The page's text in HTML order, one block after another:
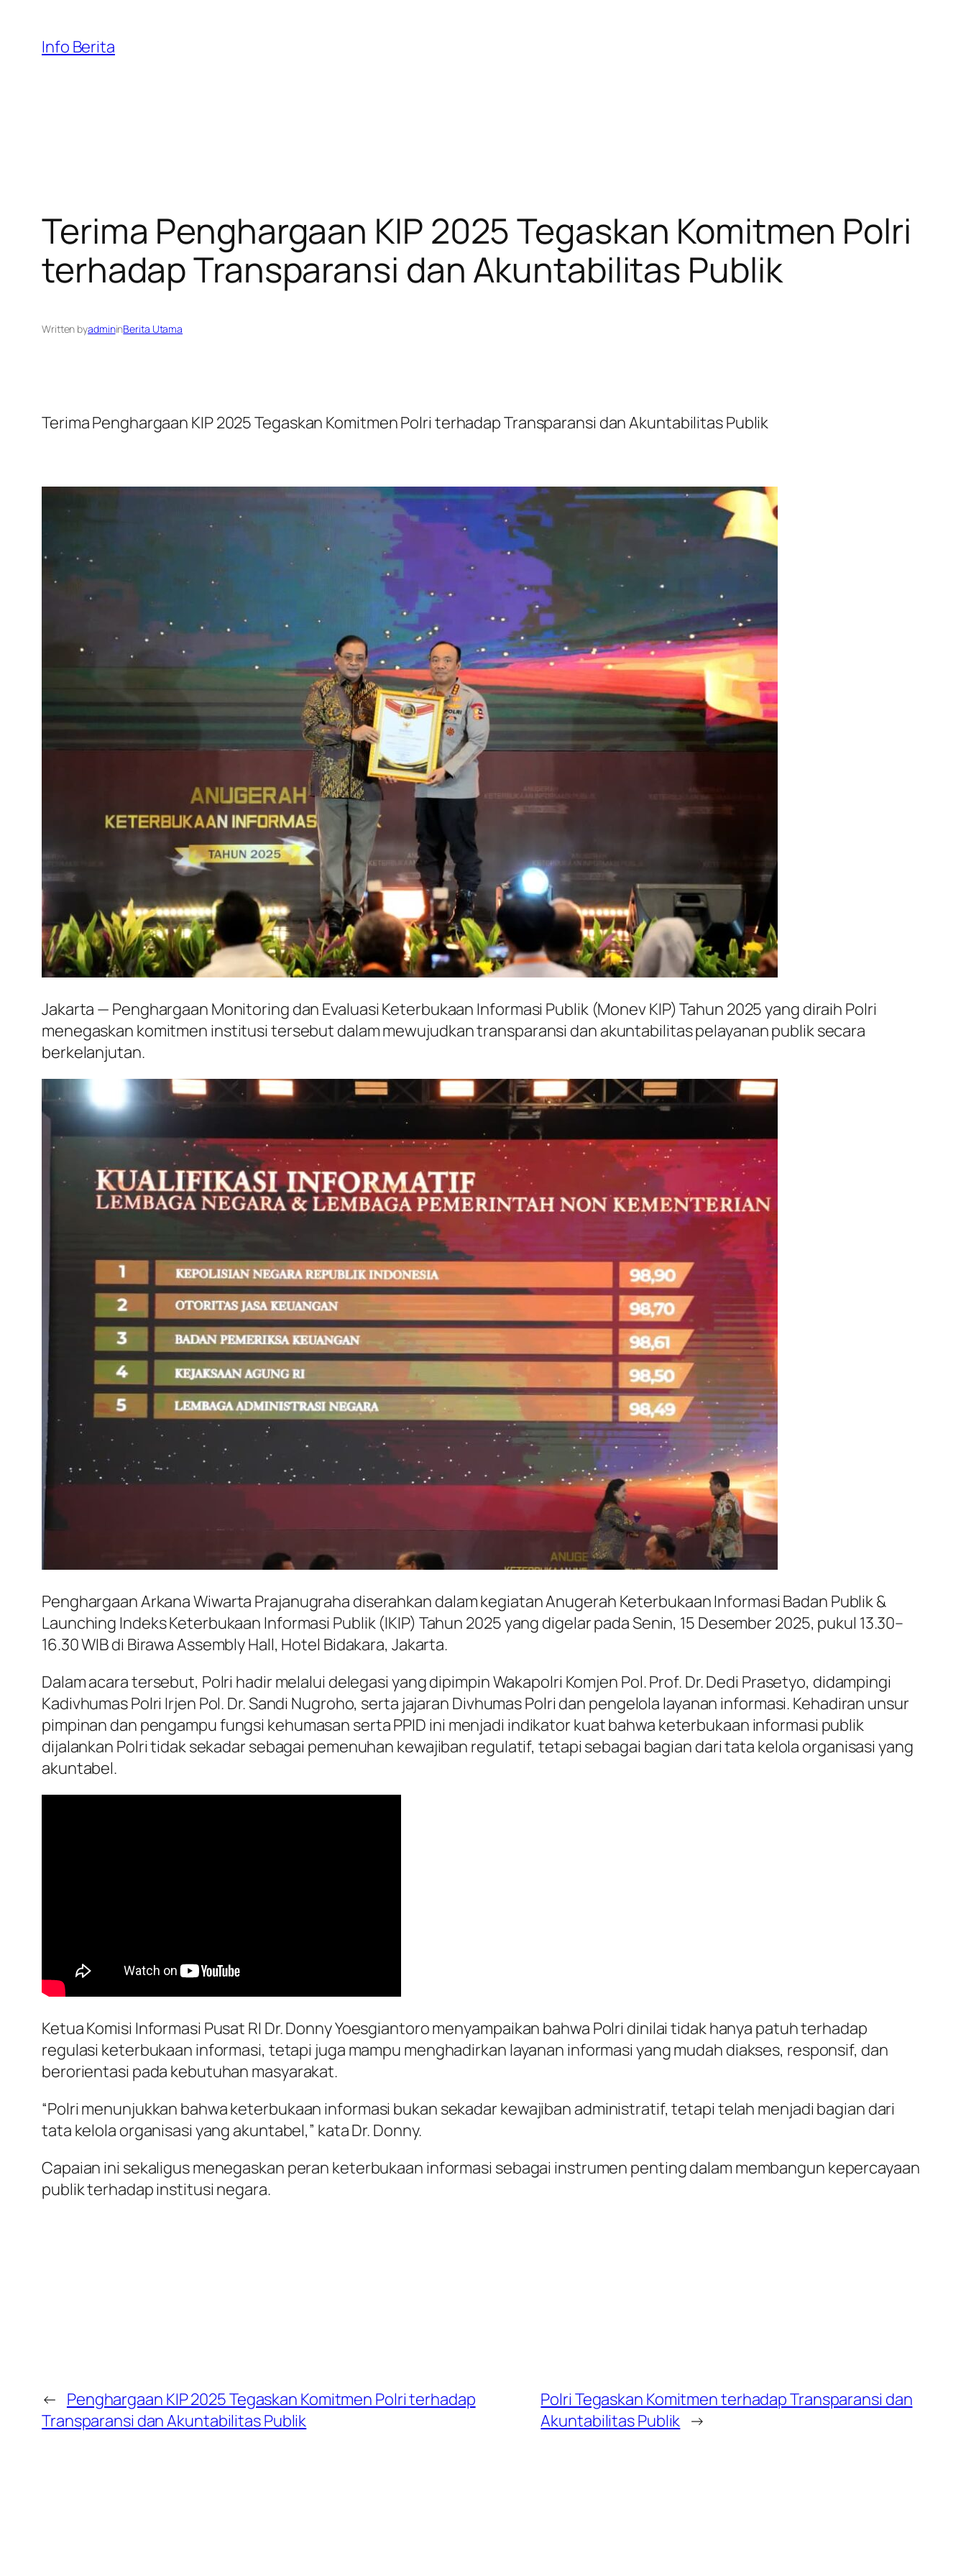
content
Info Berita
Terima Penghargaan KIP 2025 Tegaskan Komitmen Polri
terhadap Transparansi dan Akuntabilitas Publik
Written byadmininBerita Utama
Terima Penghargaan KIP 2025 Tegaskan Komitmen Polri terhadap Transparansi dan Akuntabilitas Publik
Jakarta — Penghargaan Monitoring dan Evaluasi Keterbukaan Informasi Publik (Monev KIP) Tahun 2025 yang diraih Polri
menegaskan komitmen institusi tersebut dalam mewujudkan transparansi dan akuntabilitas pelayanan publik secara
berkelanjutan.
Penghargaan Arkana Wiwarta Prajanugraha diserahkan dalam kegiatan Anugerah Keterbukaan Informasi Badan Publik &
Launching Indeks Keterbukaan Informasi Publik (IKIP) Tahun 2025 yang digelar pada Senin, 15 Desember 2025, pukul 13.30–
16.30 WIB di Birawa Assembly Hall, Hotel Bidakara, Jakarta.
Dalam acara tersebut, Polri hadir melalui delegasi yang dipimpin Wakapolri Komjen Pol. Prof. Dr. Dedi Prasetyo, didampingi
Kadivhumas Polri Irjen Pol. Dr. Sandi Nugroho, serta jajaran Divhumas Polri dan pengelola layanan informasi. Kehadiran unsur
pimpinan dan pengampu fungsi kehumasan serta PPID ini menjadi indikator kuat bahwa keterbukaan informasi publik
dijalankan Polri tidak sekadar sebagai pemenuhan kewajiban regulatif, tetapi sebagai bagian dari tata kelola organisasi yang
akuntabel.
Ketua Komisi Informasi Pusat RI Dr. Donny Yoesgiantoro menyampaikan bahwa Polri dinilai tidak hanya patuh terhadap
regulasi keterbukaan informasi, tetapi juga mampu menghadirkan layanan informasi yang mudah diakses, responsif, dan
berorientasi pada kebutuhan masyarakat.
“Polri menunjukkan bahwa keterbukaan informasi bukan sekadar kewajiban administratif, tetapi telah menjadi bagian dari
tata kelola organisasi yang akuntabel,” kata Dr. Donny.
Capaian ini sekaligus menegaskan peran keterbukaan informasi sebagai instrumen penting dalam membangun kepercayaan
publik terhadap institusi negara.
← Penghargaan KIP 2025 Tegaskan Komitmen Polri terhadap
Transparansi dan Akuntabilitas Publik
Polri Tegaskan Komitmen terhadap Transparansi dan
Akuntabilitas Publik →